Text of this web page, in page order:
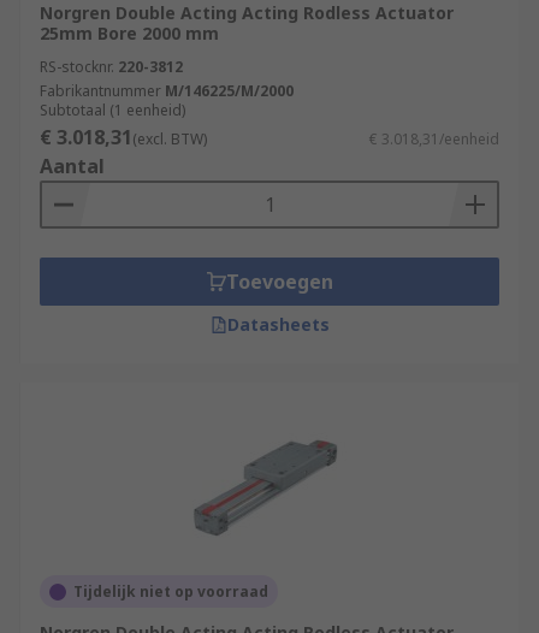
Norgren Double Acting Acting Rodless Actuator
25mm Bore 2000 mm
RS-stocknr. 220-3812
Fabrikantnummer M/146225/M/2000
Subtotaal (1 eenheid)
€ 3.018,31(excl. BTW) € 3.018,31/eenheid
Aantal
Toevoegen
Datasheets
Tijdelijk niet op voorraad